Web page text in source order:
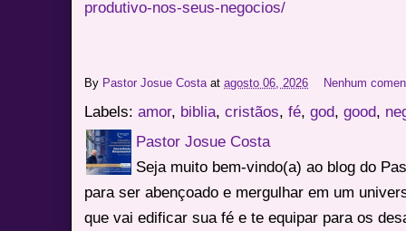
produtivo-nos-seus-negocios/
By Pastor Josue Costa atagosto 06, 2026 Nenhum
Labels:amor, biblia,cristãos,fé,god,good,
Pastor Josue Costa
Seja muito bem-vindo(a) ao blog do
para ser abençoado e mergulhar em um
que vai edificar sua fé e te equipar para os